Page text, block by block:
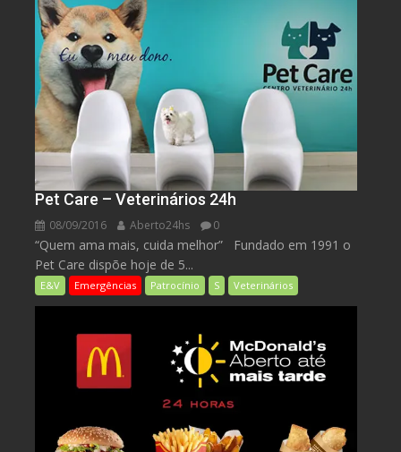
Pet Care – Veterinários 24h
08/09/2016 Aberto24hs 0
“Quem ama mais, cuida melhor” Fundado em 1991 o
Pet Care dispõe hoje de 5...
E&V Emergências Patrocínio S Veterinários